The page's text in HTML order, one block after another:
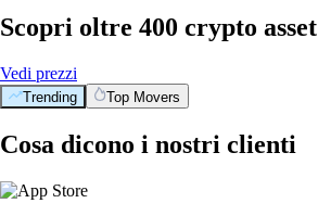
Scopri oltre 400 crypto asset
Vedi prezzi
Trending Top Movers
Cosa dicono i nostri clienti